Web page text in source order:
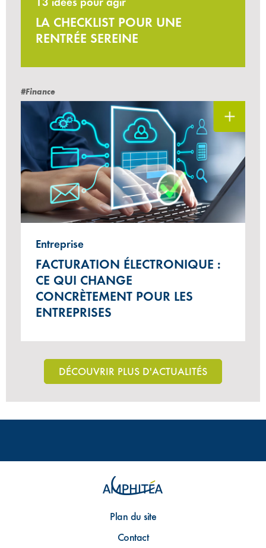
LA CHECKLIST POUR UNE
RENTRÉE SEREINE
#Finance
Entreprise
FACTURATION ÉLECTRONIQUE :
CE QUI CHANGE
CONCRÈTEMENT POUR LES
ENTREPRISES
DÉCOUVRIR PLUS D'ACTUALITÉS
Plan du site
Contact